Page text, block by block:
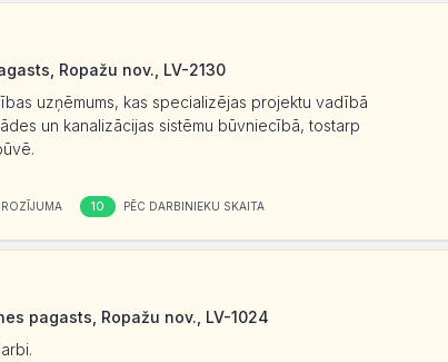
Ropažu nov., LV-2130
uzņēmums, kas specializējas projektu vadībā
un kanalizācijas sistēmu būvniecībā, tostarp
10 PĒC DARBINIEKU SKAITA
pagasts, Ropažu nov., LV-1024